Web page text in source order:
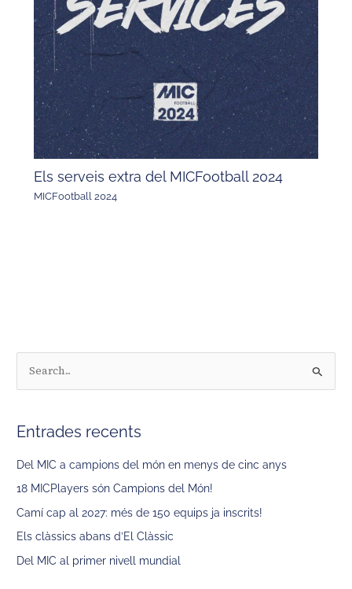
Els serveis extra del MICFootball 2024
MICFootball 2024
c
a
Entrades recents
Del MIC a campions del món en menys de cinc anys
18 MICPlayers són Campions del Món!
Camí cap al 2027: més de 150 equips ja inscrits!
Els clàssics abans d’El Clàssic
Del MIC al primer nivell mundial